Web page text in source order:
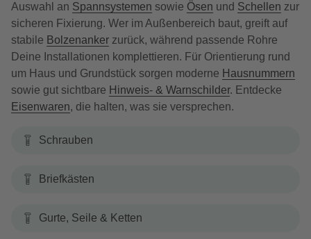
Auswahl an Spannsystemen sowie Ösen und Schellen zur
sicheren Fixierung. Wer im Außenbereich baut, greift auf
stabile Bolzenanker zurück, während passende Rohre
Deine Installationen komplettieren. Für Orientierung rund
um Haus und Grundstück sorgen moderne Hausnummern
sowie gut sichtbare Hinweis- & Warnschilder. Entdecke
Eisenwaren, die halten, was sie versprechen.
Schrauben
Briefkästen
Gurte, Seile & Ketten